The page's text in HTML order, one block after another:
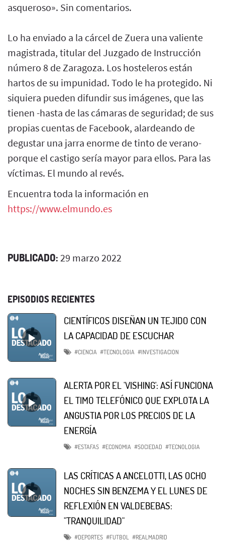
asqueroso». Sin comentarios.
Lo ha enviado a la cárcel de Zuera una valiente
magistrada, titular del Juzgado de Instrucción
número 8 de Zaragoza. Los hosteleros están
hartos de su impunidad. Todo le ha protegido. Ni
siquiera pueden difundir sus imágenes, que las
tienen -hasta de las cámaras de seguridad; de sus
propias cuentas de Facebook, alardeando de
degustar una jarra enorme de tinto de verano-
porque el castigo sería mayor para ellos. Para las
víctimas. El mundo al revés.
Encuentra toda la información en
https://www.elmundo.es
PUBLICADO: 29 marzo 2022
EPISODIOS RECIENTES
CIENTÍFICOS DISEÑAN UN TEJIDO CON
LA CAPACIDAD DE ESCUCHAR
#CIENCIA #TECNOLOGIA #INVESTIGACION
ALERTA POR EL 'VISHING': ASÍ FUNCIONA
EL TIMO TELEFÓNICO QUE EXPLOTA LA
ANGUSTIA POR LOS PRECIOS DE LA
ENERGÍA
#ESTAFAS #ECONOMIA #SOCIEDAD #TECNOLOGIA
LAS CRÍTICAS A ANCELOTTI, LAS OCHO
NOCHES SIN BENZEMA Y EL LUNES DE
REFLEXIÓN EN VALDEBEBAS:
"TRANQUILIDAD"
#DEPORTES #FUTBOL #REALMADRID